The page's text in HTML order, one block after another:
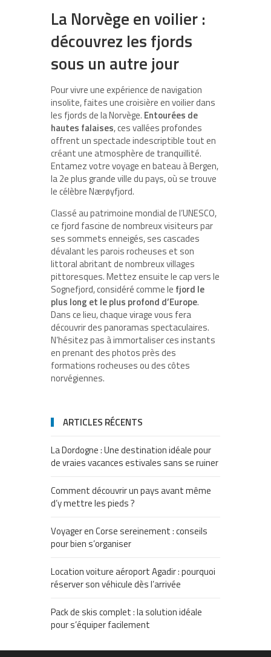
La Norvège en voilier :
découvrez les fjords
sous un autre jour
Pour vivre une expérience de navigation
insolite, faites une croisière en voilier dans
les fjords de la Norvège. Entourées de
hautes falaises, ces vallées profondes
offrent un spectacle indescriptible tout en
créant une atmosphère de tranquillité.
Entamez votre voyage en bateau à Bergen,
la 2e plus grande ville du pays, où se trouve
le célèbre Nærøyfjord.
Classé au patrimoine mondial de l’UNESCO,
ce fjord fascine de nombreux visiteurs par
ses sommets enneigés, ses cascades
dévalant les parois rocheuses et son
littoral abritant de nombreux villages
pittoresques. Mettez ensuite le cap vers le
Sognefjord, considéré comme le fjord le
plus long et le plus profond d’Europe.
Dans ce lieu, chaque virage vous fera
découvrir des panoramas spectaculaires.
N’hésitez pas à immortaliser ces instants
en prenant des photos près des
formations rocheuses ou des côtes
norvégiennes.
ARTICLES RÉCENTS
La Dordogne : Une destination idéale pour
de vraies vacances estivales sans se ruiner
Comment découvrir un pays avant même
d’y mettre les pieds ?
Voyager en Corse sereinement : conseils
pour bien s’organiser
Location voiture aéroport Agadir : pourquoi
réserver son véhicule dès l’arrivée
Pack de skis complet : la solution idéale
pour s’équiper facilement